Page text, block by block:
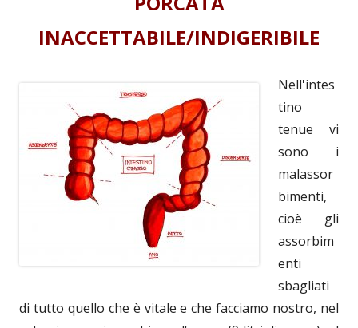
INACCETTABILE/INDIGERIBILE
Nell'intes
tino
tenue vi
sono i
malassor
bimenti,
cioè gli
assorbim
enti
sbagliati
di tutto quello che è vitale e che facciamo nostro, nel